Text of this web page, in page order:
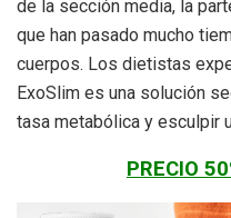
de la sección media, la
que han pasado mucho
cuerpos. Los dietistas
ExoSlim es una solución
tasa metabólica y esculpir
PRECIO